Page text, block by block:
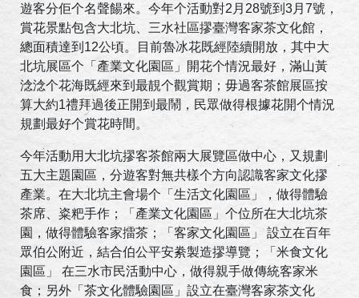
遊客分佢个名聲餳來。今年个活動對2 月 28號到 3月 7號，
賞花景點包含大北坑、三水社區摎臺灣客家茶文化館，
總面積達到 12公頃。目前魯冰花既經陸續開放，其中大
北坑展區个「產業文化園區」開花个情況最好，滿山黃
淰淰个花海既經來到最靚个觀賞期；毋過客茶館展區按
算大約1禮拜過後正開到最鬧，民眾做得根據花開个情況
規劃最好个賞花時間。
今年活動用大北坑摎客茶館兩大展覽區做中心，又規劃
五大主題園區，分遊客對無共樣个方向認識客家文化摎
產業。在大北坑主會場个「生活文化園區」，做得體驗
茶席、粢粑手作；「產業文化園區」个位所在大北坑茶
園，做得體驗客家擂茶；「客家文化園區」 設立在百年
眾伯公附近，結合伯公平安絭製造摎導覽；「米食文化
園區」 在三水市民活動中心，做得親手做傳統客家米
食；另外「茶文化體驗園區」設立在臺灣客家茶文化